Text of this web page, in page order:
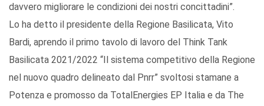
davvero migliorare le condizioni dei nostri concittadini”.
Lo ha detto il presidente della Regione Basilicata, Vito
Bardi, aprendo il primo tavolo di lavoro del Think Tank
Basilicata 2021/2022 “Il sistema competitivo della Regione
nel nuovo quadro delineato dal Pnrr” svoltosi stamane a
Potenza e promosso da TotalEnergies EP Italia e da The